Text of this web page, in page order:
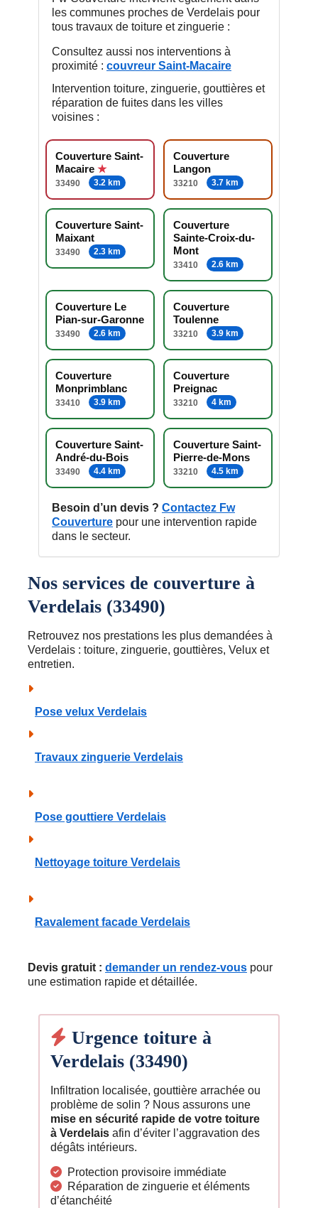
les communes proches de Verdelais pour
tous travaux de toiture et zinguerie :
Consultez aussi nos interventions à
proximité : couvreur Saint-Macaire
Intervention toiture, zinguerie, gouttières et
réparation de fuites dans les villes
voisines :
Couverture Saint-
Macaire
33490 3.2 km
Couverture
Langon
33210 3.7 km
Couverture Saint-
Maixant
33490 2.3 km
Couverture
Sainte-Croix-du-
Mont
33410 2.6 km
Couverture Le
Pian-sur-Garonne
33490 2.6 km
Couverture
Toulenne
33210 3.9 km
Couverture
Monprimblanc
33410 3.9 km
Couverture
Preignac
33210 4 km
Couverture Saint-
André-du-Bois
33490 4.4 km
Couverture Saint-
Pierre-de-Mons
33210 4.5 km
Besoin d’un devis ? Contactez Fw
Couverture pour une intervention rapide
dans le secteur.
Nos services de couverture à
Verdelais (33490)
Retrouvez nos prestations les plus demandées à
Verdelais : toiture, zinguerie, gouttières, Velux et
entretien.
Pose velux Verdelais
Travaux zinguerie Verdelais
Pose gouttiere Verdelais
Nettoyage toiture Verdelais
Ravalement facade Verdelais
Devis gratuit : demander un rendez-vous pour
une estimation rapide et détaillée.
Urgence toiture à
Verdelais (33490)
Infiltration localisée, gouttière arrachée ou
problème de solin ? Nous assurons une
mise en sécurité rapide de votre toiture
à Verdelais afin d’éviter l’aggravation des
dégâts intérieurs.
Protection provisoire immédiate
Réparation de zinguerie et éléments
d’étanchéité